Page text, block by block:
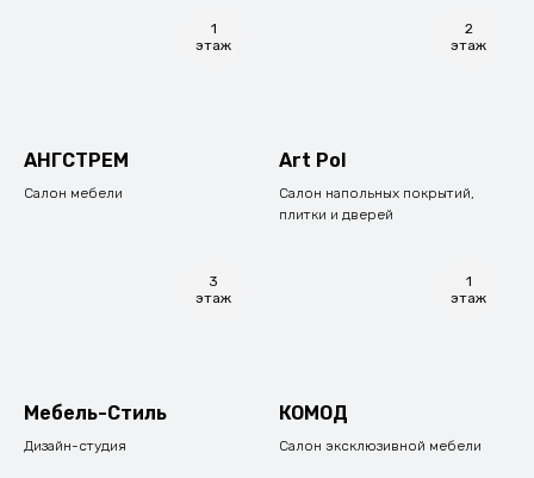
1
этаж
АНГСТРЕМ
Салон мебели
2
этаж
Art Pol
Салон напольных покрытий,
плитки и дверей
3
этаж
Мебель-Стиль
Дизайн-студия
1
этаж
КОМОД
Салон эксклюзивной мебели